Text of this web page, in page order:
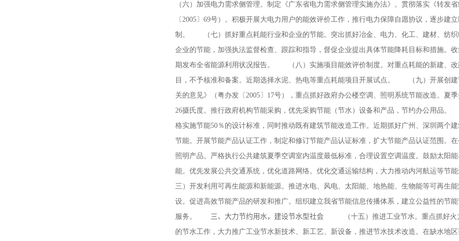
（六）加强电力需求侧管理。制定《广东省电力需求侧管理实施办法》。贯彻落实《转发
〔2005〕69号）。积极开展大电力用户的能效评价工作，推行电力保障自愿协议，逐步建
制。 （七）抓好重点耗能行业和企业的节能。突出抓好冶金、电力、化工、建材、纺织
企业的节能，加强执法监督检查、跟踪和指导，督促企业提出具体节能降耗目标和措施。
期发布全省能源利用状况报告。 （八）实施项目能效评价制度。对重点耗能的新建、改
目，不予核准和备案。近期选择水泥、热电等重点耗能项目开展试点。 （九）开展创
关的意见》（粤办发〔2005〕17号），重点抓好政府办公楼空调、照明系统节能改造。夏
26摄氏度。推行政府机构节能采购，优先采购节能（节水）设备和产品，节约办公用品
格实施节能50％的设计标准，同时推动既有建筑节能改造工作。近期抓好广州、深圳两
节能。开展节能产品认证工作，制定和修订节能产品认证标准，扩大节能产品认证范围。
照明产品。严格执行公共建筑夏季空调室内温度最低标准，合理设置空调温度。鼓励太
能。优先发展公共交通系统，优化道路网络。优化交通运输结构，大力推动内河航运等
三）开发利用可再生能源和新能源。推进水电、风电、太阳能、地热能、生物能等可再
设。促进高效节能产品的研发和推广。组织建立我省节能信息传播体系，建立公益性的节
服务。 三、大力节约用水，建设节水型社会
（十五）推进工业节水。重点抓好火
的节水工作，大力推广工业节水新技术、新工艺、新设备，推进节水技术改造。在缺水地